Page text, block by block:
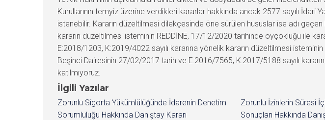
Kurullarının temyiz üzerine verdikleri kararlar hakkında ancak 2577 sayılı İdari
istenebilir. Kararın düzeltilmesi dilekçesinde öne sürülen hususlar ise adı
kararın düzeltilmesi isteminin REDDİNE, 17/12/2020 tarihinde oyçokluğu ile
E:2018/1203, K:2019/4022 sayılı kararına yönelik kararın düzeltilmesi
Beşinci Dairesinin 27/02/2017 tarih ve E:2016/7565, K:2017/5188 sayılı
katılmıyoruz.
İlgili Yazılar
Zorunlu Sigorta Yükümlülüğünde İdarenin Denetim
Sorumluluğu Hakkında Danıştay Kararı
Zorunlu İzinlerin Süresi
Sonuçları Hakkında